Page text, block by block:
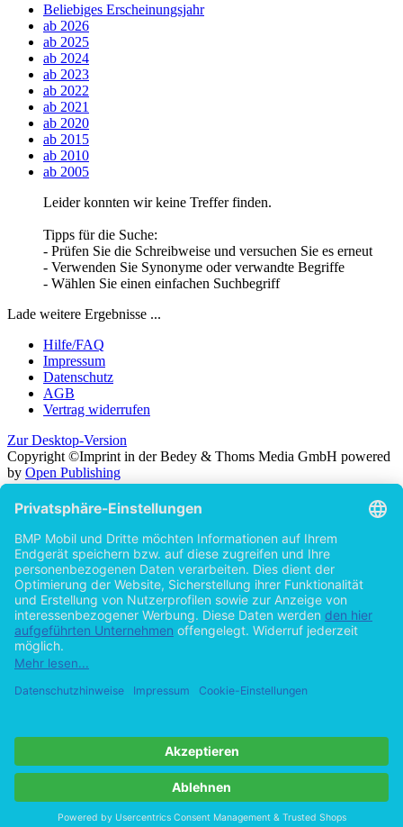
Beliebiges Erscheinungsjahr
ab 2026
ab 2025
ab 2024
ab 2023
ab 2022
ab 2021
ab 2020
ab 2015
ab 2010
ab 2005
Leider konnten wir keine Treffer finden.
Tipps für die Suche:
- Prüfen Sie die Schreibweise und versuchen Sie es erneut
- Verwenden Sie Synonyme oder verwandte Begriffe
- Wählen Sie einen einfachen Suchbegriff
Lade weitere Ergebnisse ...
Hilfe/FAQ
Impressum
Datenschutz
AGB
Vertrag widerrufen
Zur Desktop-Version
Copyright ©Imprint in der Bedey & Thoms Media GmbH powered
by Open Publishing
Zurück
Suche in
Titel
Autor
Volltext
Erscheinungsjahr
Beliebiges Erscheinungsjahr
ab 2026
ab 2025
ab 2023
ab 2010
Cookie-Einstellungen